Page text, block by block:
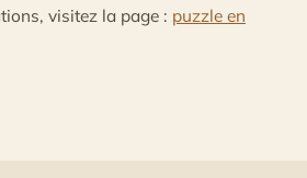
visitez la page : puzzle en